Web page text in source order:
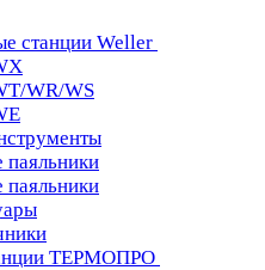
станции Weller
WR/WS
паяльники
паяльники
ТЕРМОПРО